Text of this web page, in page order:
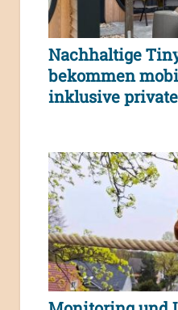
Nachhaltige
bekommen
inklusive